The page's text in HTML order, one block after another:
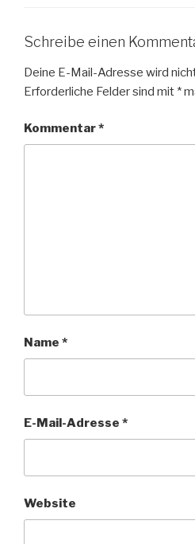
o
k
n
Schreibe einen
Deine E-Mail-Adresse wird
Erforderliche Felder sind mit *
Kommentar*
Name *
E-Mail-Adresse *
Website